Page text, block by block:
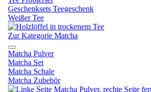
Geschenksets Teegeschenk
Weißer Tee
Zur Kategorie Matcha
Matcha Pulver
Matcha Set
Matcha Schale
Matcha Zubehör